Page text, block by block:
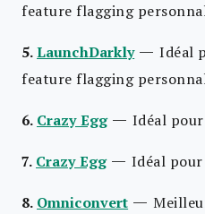
feature flagging
5.LaunchDarkly —Idéal
feature flagging
6. Crazy Egg — Idéal
7. Crazy Egg — Idéal
8. Omniconvert —